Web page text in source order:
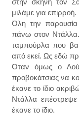
στην σκηνή τον
μιλάμε για επιρροή.
Όλη την
πάνω στον Ντάλλα.
ταμπούρλα που
από εκεί. Ως εδώ
Όταν όμως ο
προβοκάτσιας να
έκανε το ίδιο
Ντάλλα
έκανε το ίδιο.